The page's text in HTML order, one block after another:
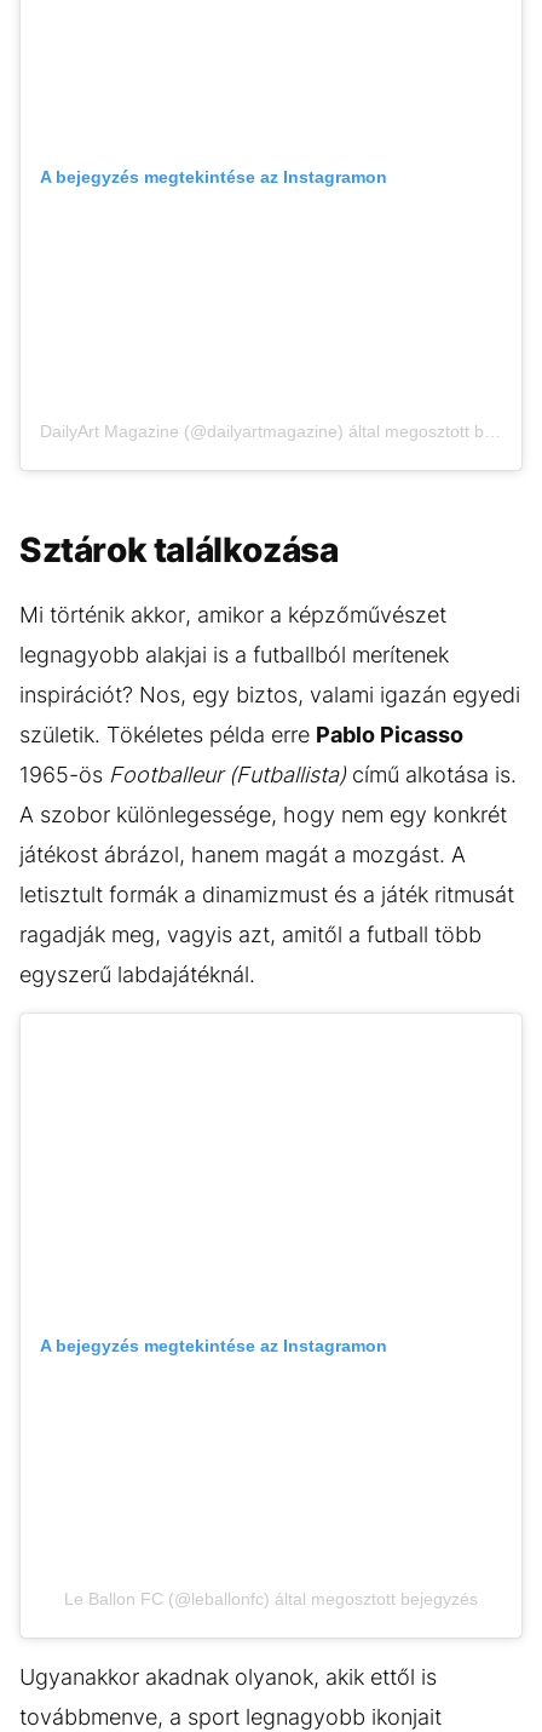
A bejegyzés megtekintése az Instagramon
Sztárok találkozása
Mi történik akkor, amikor a képzőművészet
legnagyobb alakjai is a futballból merítenek
inspirációt? Nos, egy biztos, valami igazán egyedi
születik. Tökéletes példa erre Pablo Picasso
1965-ös Footballeur (Futballista)című alkotása is.
A szobor különlegessége, hogy nem egy konkrét
játékost ábrázol, hanem magát a mozgást. A
letisztult formák a dinamizmust és a játék ritmusát
ragadják meg, vagyis azt, amitől a futball több
egyszerű labdajátéknál.
A bejegyzés megtekintése az Instagramon
Le Ballon FC (@leballonfc) által megosztott bejegyzés
Ugyanakkor akadnak olyanok, akik ettől is
továbbmenve, a sport legnagyobb ikonjait